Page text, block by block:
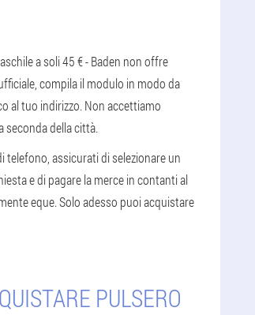
a soli 45 € - Baden non offre
compila il modulo in modo da
al tuo indirizzo. Non accettiamo
seconda della città.
telefono, assicurati di selezionare un
e di pagare la merce in contanti al
eque. Solo adesso puoi acquistare
PULSERO